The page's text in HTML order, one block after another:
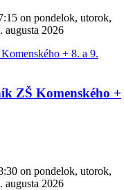
on pondelok, utorok,
augusta 2026
ZŠ Komenského +
on pondelok, utorok,
augusta 2026